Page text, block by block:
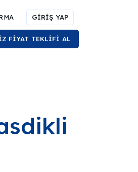
GİRİŞ YAP
FİYAT TEKLİFİ AL